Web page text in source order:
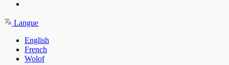
Langue
English
French
Wolof